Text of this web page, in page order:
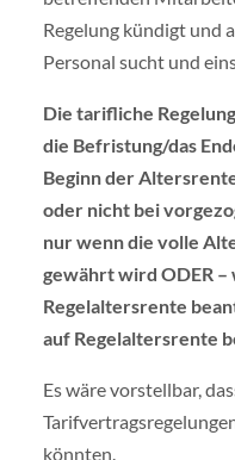
Regelung kündigt und
Personal sucht und
Die tarifliche
die Befristung/das
Beginn der
oder nicht bei
nur wenn die volle
gewährt wird ODER –
Regelaltersrente
auf Regelaltersrente
Es wäre vorstellbar,
könnten.